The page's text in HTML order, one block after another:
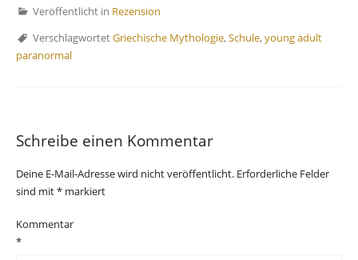
Veröffentlicht in Rezension
VerschlagwortetGriechische Mythologie,Schule,young adult
paranormal
Schreibe einen Kommentar
Deine E-Mail-Adresse wird nicht veröffentlicht. Erforderliche Felder
sind mit* markiert
Kommentar
*